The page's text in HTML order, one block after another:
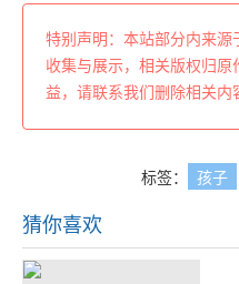
特别声明：本站部分内来
收集与展示，相关版权归
益，请联系我们删除相关内
标签： 孩子
猜你喜欢